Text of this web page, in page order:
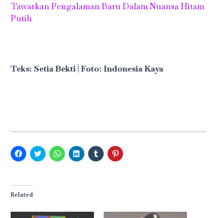
Tawarkan Pengalaman Baru Dalam Nuansa Hitam
Putih
Teks: Setia Bekti | Foto: Indonesia Kaya
Click
to
(Opens
new
Click
to
Click
to
Click
to
Click
to
Click
to
Related